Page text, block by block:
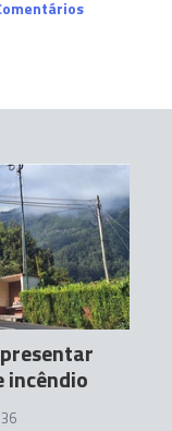
incêndio